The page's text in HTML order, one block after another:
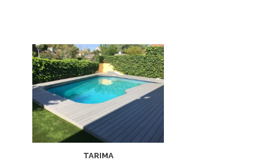
TARIMA